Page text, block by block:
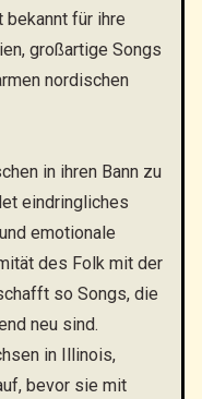
für ihre
großartige Songs
nordischen
in ihren Bann zu
eindringliches
emotionale
des Folk mit der
so Songs, die
neu sind.
in Illinois,
bevor sie mit